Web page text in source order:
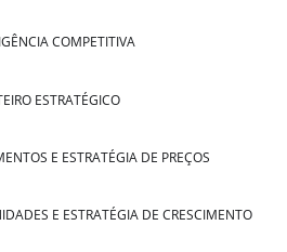
COMPETITIVA
ESTRATÉGICO
E ESTRATÉGIA DE PREÇOS
E ESTRATÉGIA DE CRESCIMENTO